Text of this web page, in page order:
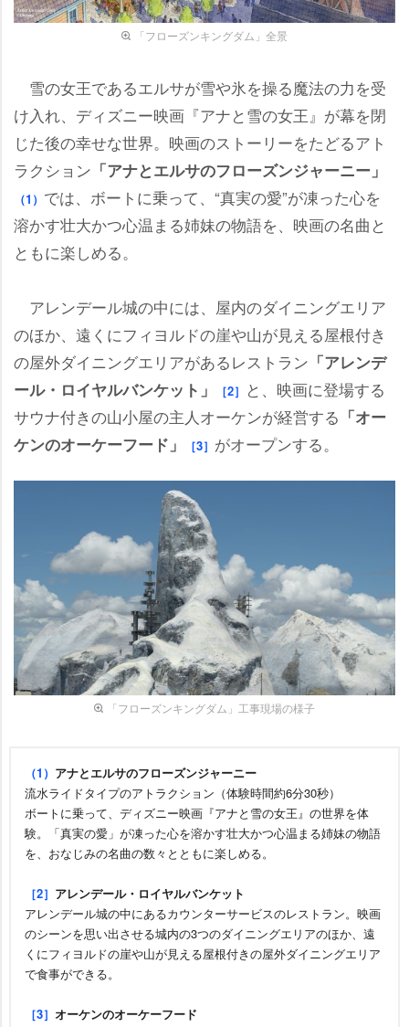
「フローズンキングダム」全景
雪の女王であるエルサが雪や氷を操る魔法の力を受
け入れ、ディズニー映画『アナと雪の女王』が幕を閉
じた後の幸せな世界。映画のストーリーをたどるアト
ラクション 「アナとエルサのフローズンジャーニー」
（1） では、ボートに乗って、“真実の愛”が凍った心を
溶かす壮大かつ心温まる姉妹の物語を、映画の名曲と
ともに楽しめる。
アレンデール城の中には、屋内のダイニングエリア
のほか、遠くにフィヨルドの崖や山が見える屋根付き
の屋外ダイニングエリアがあるレストラン 「アレンデ
ール・ロイヤルバンケット」
［2］ と、映画に登場する
サウナ付きの山小屋の主人オーケンが経営する 「オー
ケンのオーケーフード」
［3］ がオープンする。
「フローズンキングダム」工事現場の様子
（1） アナとエルサのフローズンジャーニー
流水ライドタイプのアトラクション（体験時間約6分30秒）
ボートに乗って、ディズニー映画『アナと雪の女王』の世界を体
験。「真実の愛」が凍った心を溶かす壮大かつ心温まる姉妹の物語
を、おなじみの名曲の数々とともに楽しめる。
［2］ アレンデール・ロイヤルバンケット
アレンデール城の中にあるカウンターサービスのレストラン。映画
のシーンを思い出させる城内の3つのダイニングエリアのほか、遠
くにフィヨルドの崖や山が見える屋根付きの屋外ダイニングエリア
で食事ができる。
［3］ オーケンのオーケーフード